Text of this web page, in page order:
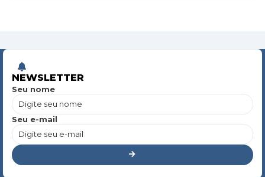
NEWSLETTER
Seu nome
Seu e-mail